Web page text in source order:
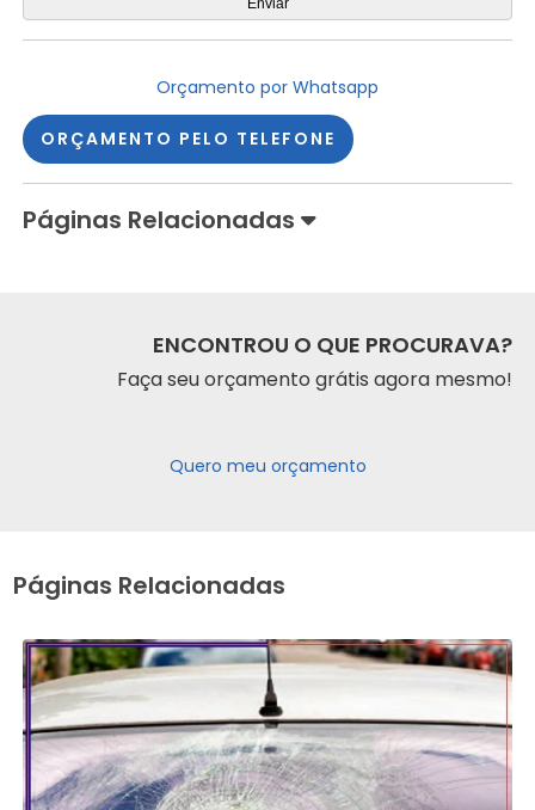
Orçamento por Whatsapp
ORÇAMENTO PELO TELEFONE
Páginas Relacionadas
ENCONTROU O QUE PROCURAVA?
Faça seu orçamento grátis agora mesmo!
Quero meu orçamento
Páginas Relacionadas